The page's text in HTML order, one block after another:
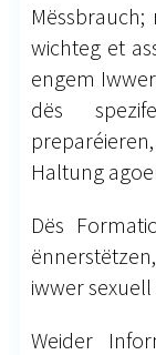
wichteg et
engem
dës
Haltung
Dës
iwwer
Weider